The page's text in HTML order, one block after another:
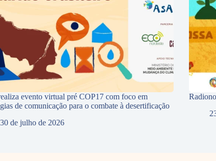
evento virtual pré COP17 com foco em
de comunicação para o combate à desertificação
30 de julho de 2026